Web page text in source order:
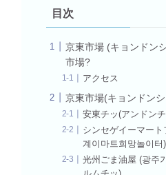
目次
京東市場 (キョンドン
市場?
アクセス
京東市場(キョンドン
安東チッ(アンドン
シンセゲイーマート
계이마트희망놀이터)
光州ごま油屋 (광주